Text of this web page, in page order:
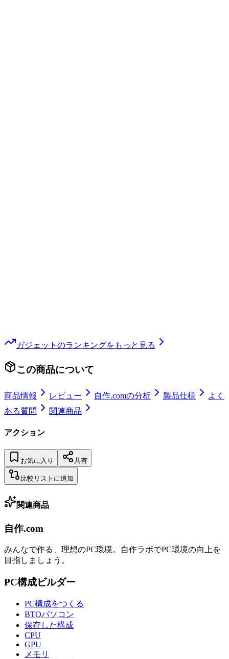
ガジェット のランキングをもっと見る
この商品について
商品情報 レビュー 自作.comの分析 製品仕様
よく
ある質問
関連商品
アクション
お気に入り 共有
比較リストに追加
関連商品
自作.com
みんなで作る、理想のPC環境。 自作ラボでPC環境の向上を
目指しましょう。
PC構成ビルダー
PC構成をつくる
BTOパソコン
保存した構成
CPU
GPU
メモリ